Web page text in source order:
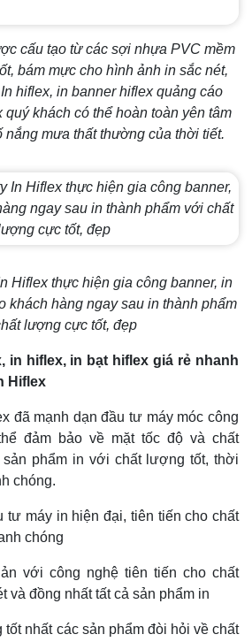
cấu tạo từ các sợi nhựa PVC mềm
bám mực cho hình ảnh in sắc nét,
hiflex, in banner hiflex quảng cáo
khách có thể hoàn toàn yên tâm
nắng mưa thất thường của thời tiết.
Hiflex thực hiện gia công banner, in
khách hàng ngay sau in thành phẩm
lượng cực tốt, đẹp
in hiflex, in bạt hiflex giá rẻ nhanh
Hiflex
đã mạnh dạn đầu tư máy móc công
đảm bảo về mặt tốc độ và chất
sản phẩm in với chất lượng tốt, thời
chóng.
tư máy in hiện đại, tiên tiến cho chất
chóng
với công nghệ tiên tiến cho chất
và đồng nhất tất cả sản phẩm in
tốt nhất các sản phẩm đòi hỏi về chất